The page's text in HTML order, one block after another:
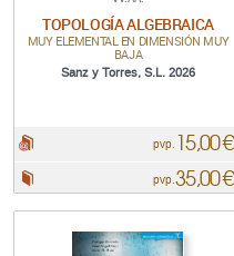
TOPOLOGÍA ALGEBRAICA
MUY ELEMENTAL EN DIMENSIÓN MUY
BAJA
Sanz y Torres, S.L. 2026
pvp. 15,00 €
pvp.35,00 €